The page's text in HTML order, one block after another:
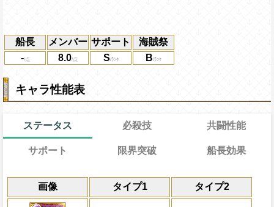
船長 メンバー サポート
海賊祭
-
8.0 S B
キャラ性能表
ステータス
画像 タイプ1 タイプ2
必殺技
通常 35→28ターン
限界突破
通常時
共闘性能
共闘性能
冒険開始時の必殺タ
サポート
効果
冒険中1回限り、敵から攻撃ダウン状態を
限界突破
力
習得する効果
船長効果
通常時
一味の攻撃を3.25倍、体力を1.2倍にし、